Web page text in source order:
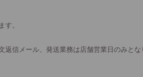
す。
返信メール、発送業務は店舗営業日のみと